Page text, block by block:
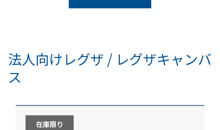
法人向けレグザ / レグザキャンバ
ス
在庫限り